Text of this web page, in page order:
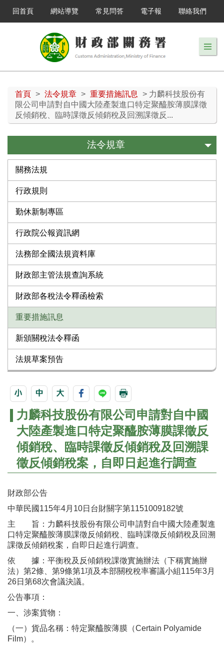
回首頁 網站導覽 常見問答 電子報 聯絡我們
首頁 > 法令規章 > 重要措施訊息
> 力麟科技股份有
限公司申請對自中國大陸產製進口特定聚醯胺薄膜課徵
反傾銷稅、臨時課徵反傾銷稅及回溯課徵反...
法令規章
關務法規
行政規則
勤休新制專區
行政院公報資訊網
法務部全國法規資料庫
財政部主管法規查詢系統
財政部各稅法令釋函檢索
重要措施訊息
新頒關稅法令釋函
法規草案預告
力麟科技股份有限公司申請對自中國
大陸產製進口特定聚醯胺薄膜課徵反
傾銷稅、臨時課徵反傾銷稅及回溯課
徵反傾銷稅案，自即日起進行調查
財政部公告
中華民國115年4月10日台財關字第1151009182號
主 旨：力麟科技股份有限公司申請對自中國大陸產製進
口特定聚醯胺薄膜課徵反傾銷稅、臨時課徵反傾銷稅及回溯
課徵反傾銷稅案，自即日起進行調查。
依 據：平衡稅及反傾銷稅課徵實施辦法（下稱實施辦
法）第2條、第9條第1項及本部關稅稅率審議小組115年3月
26日第68次會議決議。
公告事項：
一、涉案貨物：
（一）貨品名稱：特定聚醯胺薄膜（Certain Polyamide
Film）。